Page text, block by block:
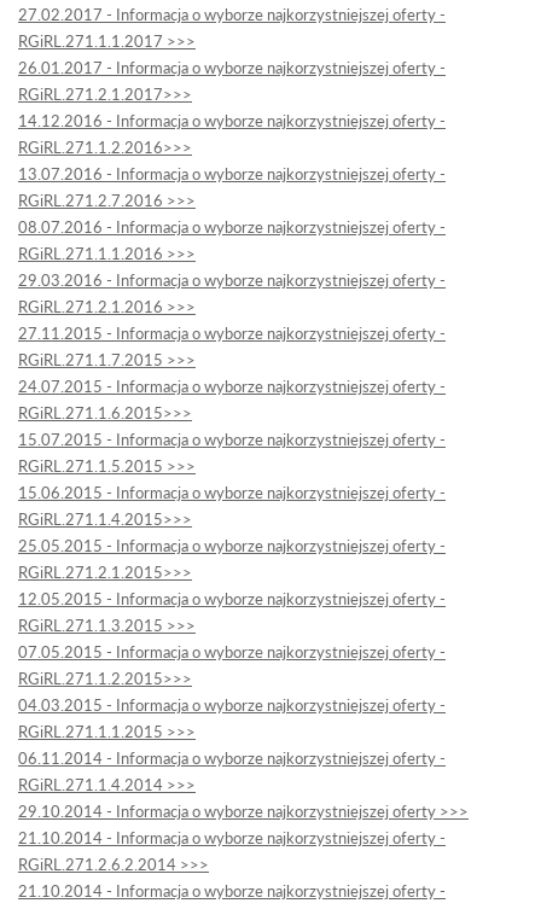
27.02.2017 - Informacja o wyborze najkorzystniejszej oferty -
RGiRL.271.1.1.2017 >>>
26.01.2017 - Informacja o wyborze najkorzystniejszej oferty -
RGiRL.271.2.1.2017>>>
14.12.2016 - Informacja o wyborze najkorzystniejszej oferty -
RGiRL.271.1.2.2016>>>
13.07.2016 - Informacja o wyborze najkorzystniejszej oferty -
RGiRL.271.2.7.2016 >>>
08.07.2016 - Informacja o wyborze najkorzystniejszej oferty -
RGiRL.271.1.1.2016 >>>
29.03.2016 - Informacja o wyborze najkorzystniejszej oferty -
RGiRL.271.2.1.2016 >>>
27.11.2015 - Informacja o wyborze najkorzystniejszej oferty -
RGiRL.271.1.7.2015 >>>
24.07.2015 - Informacja o wyborze najkorzystniejszej oferty -
RGiRL.271.1.6.2015>>>
15.07.2015 - Informacja o wyborze najkorzystniejszej oferty -
RGiRL.271.1.5.2015 >>>
15.06.2015 - Informacja o wyborze najkorzystniejszej oferty -
RGiRL.271.1.4.2015>>>
25.05.2015 - Informacja o wyborze najkorzystniejszej oferty -
RGiRL.271.2.1.2015>>>
12.05.2015 - Informacja o wyborze najkorzystniejszej oferty -
RGiRL.271.1.3.2015 >>>
07.05.2015 - Informacja o wyborze najkorzystniejszej oferty -
RGiRL.271.1.2.2015>>>
04.03.2015 - Informacja o wyborze najkorzystniejszej oferty -
RGiRL.271.1.1.2015 >>>
06.11.2014 - Informacja o wyborze najkorzystniejszej oferty -
RGiRL.271.1.4.2014 >>>
29.10.2014 - Informacja o wyborze najkorzystniejszej oferty >>>
21.10.2014 - Informacja o wyborze najkorzystniejszej oferty -
RGiRL.271.2.6.2.2014 >>>
21.10.2014 - Informacja o wyborze najkorzystniejszej oferty -